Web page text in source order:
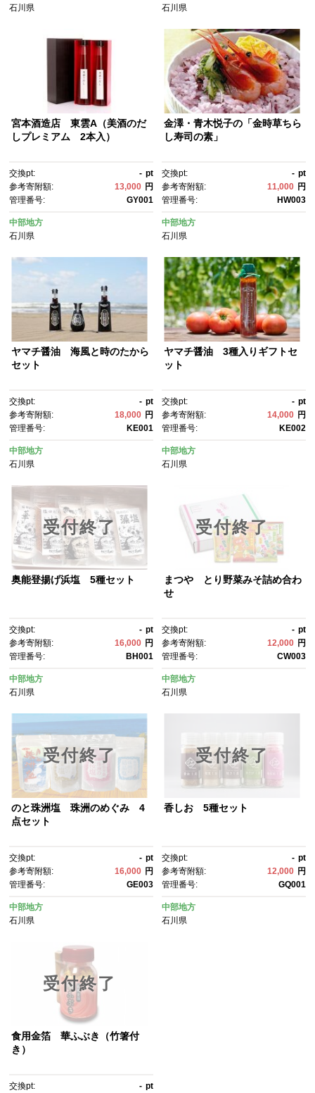
石川県
石川県
宮本酒造店 東雲A（美酒のだ
しプレミアム 2本入）
交換pt: - pt
参考寄附額:
13,000 円
管理番号:
GY001
中部地方
石川県
金澤・青木悦子の「金時草ちら
し寿司の素」
交換pt: - pt
参考寄附額:
11,000 円
管理番号:
HW003
中部地方
石川県
ヤマチ醤油 海風と時のたから
セット
交換pt: - pt
参考寄附額:
18,000 円
管理番号:
KE001
中部地方
石川県
ヤマチ醤油 3種入りギフトセ
ット
交換pt: - pt
参考寄附額:
14,000 円
管理番号:
KE002
中部地方
石川県
受付終了
奥能登揚げ浜塩 5種セット
交換pt: - pt
参考寄附額:
16,000 円
管理番号:
BH001
中部地方
石川県
受付終了
まつや とり野菜みそ詰め合わ
せ
交換pt: - pt
参考寄附額:
12,000 円
管理番号:
CW003
中部地方
石川県
受付終了
のと珠洲塩 珠洲のめぐみ 4
点セット
交換pt: - pt
参考寄附額:
16,000 円
管理番号:
GE003
中部地方
石川県
受付終了
香しお 5種セット
交換pt: - pt
参考寄附額:
12,000 円
管理番号:
GQ001
中部地方
石川県
受付終了
食用金箔 華ふぶき（竹箸付
き）
交換pt: - pt